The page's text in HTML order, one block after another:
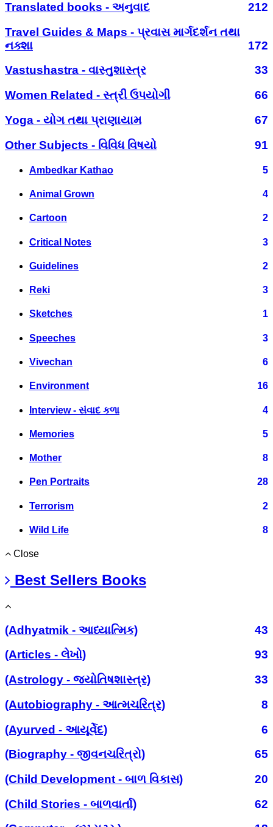
Translated books - અનુવાદ
212
Travel Guides & Maps - પ્રવાસ માર્ગદર્શન તથા
નક્શા
172
Vastushastra - વાસ્તુશાસ્ત્ર
33
Women Related - સ્ત્રી ઉપયોગી
66
Yoga - યોગ તથા પ્રાણાયામ
67
Other Subjects - વિવિધ વિષયો
91
Ambedkar Kathao 5
Animal Grown 4
Cartoon 2
Critical Notes 3
Guidelines 2
Reki 3
Sketches 1
Speeches 3
Vivechan 6
Environment 16
Interview - સંવાદ કળા 4
Memories 5
Mother 8
Pen Portraits 28
Terrorism 2
Wild Life 8
Close
Best Sellers Books
(Adhyatmik - આધ્યાત્મિક)
43
(Articles - લેખો)
93
(Astrology - જ્યોતિષશાસ્ત્ર)
33
(Autobiography - આત્મચરિત્ર)
8
(Ayurved - આયૂર્વેદ)
6
(Biography - જીવનચરિત્રો)
65
(Child Development - બાળ વિકાસ)
20
(Child Stories - બાળવાર્તા)
62